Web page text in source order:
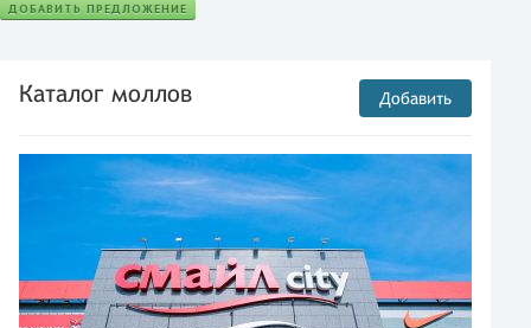
ДОБАВИТЬ ПРЕДЛОЖЕНИЕ
Каталог моллов Добавить